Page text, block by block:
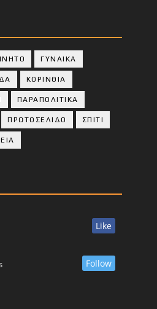
ΓΥΝΑΙΚΑ
ΚΟΡΙΝΘΙΑ
ΠΑΡΑΠΟΛΙΤΙΚΑ
ΠΡΩΤΟΣΕΛΙΔΟ ΣΠΙΤΙ
Like
Follow